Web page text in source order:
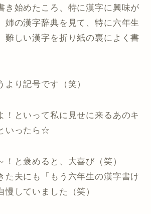
き始めたころ、特に漢字に興味が
姉の漢字辞典を見て、特に六年生
難しい漢字を折り紙の裏によく書
より記号です（笑）
！といって私に見せに来るあのキ
いったら☆
！と褒めると、大喜び（笑）
た夫にも「もう六年生の漢字書け
慢していました（笑）